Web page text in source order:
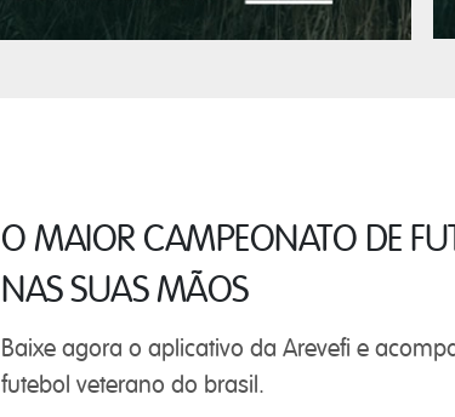
O MAIOR CAMPEONATO DE
NAS SUAS MÃOS
Baixe agora o aplicativo da Arevefi e
futebol veterano do brasil.